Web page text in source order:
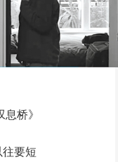
桥》
要短